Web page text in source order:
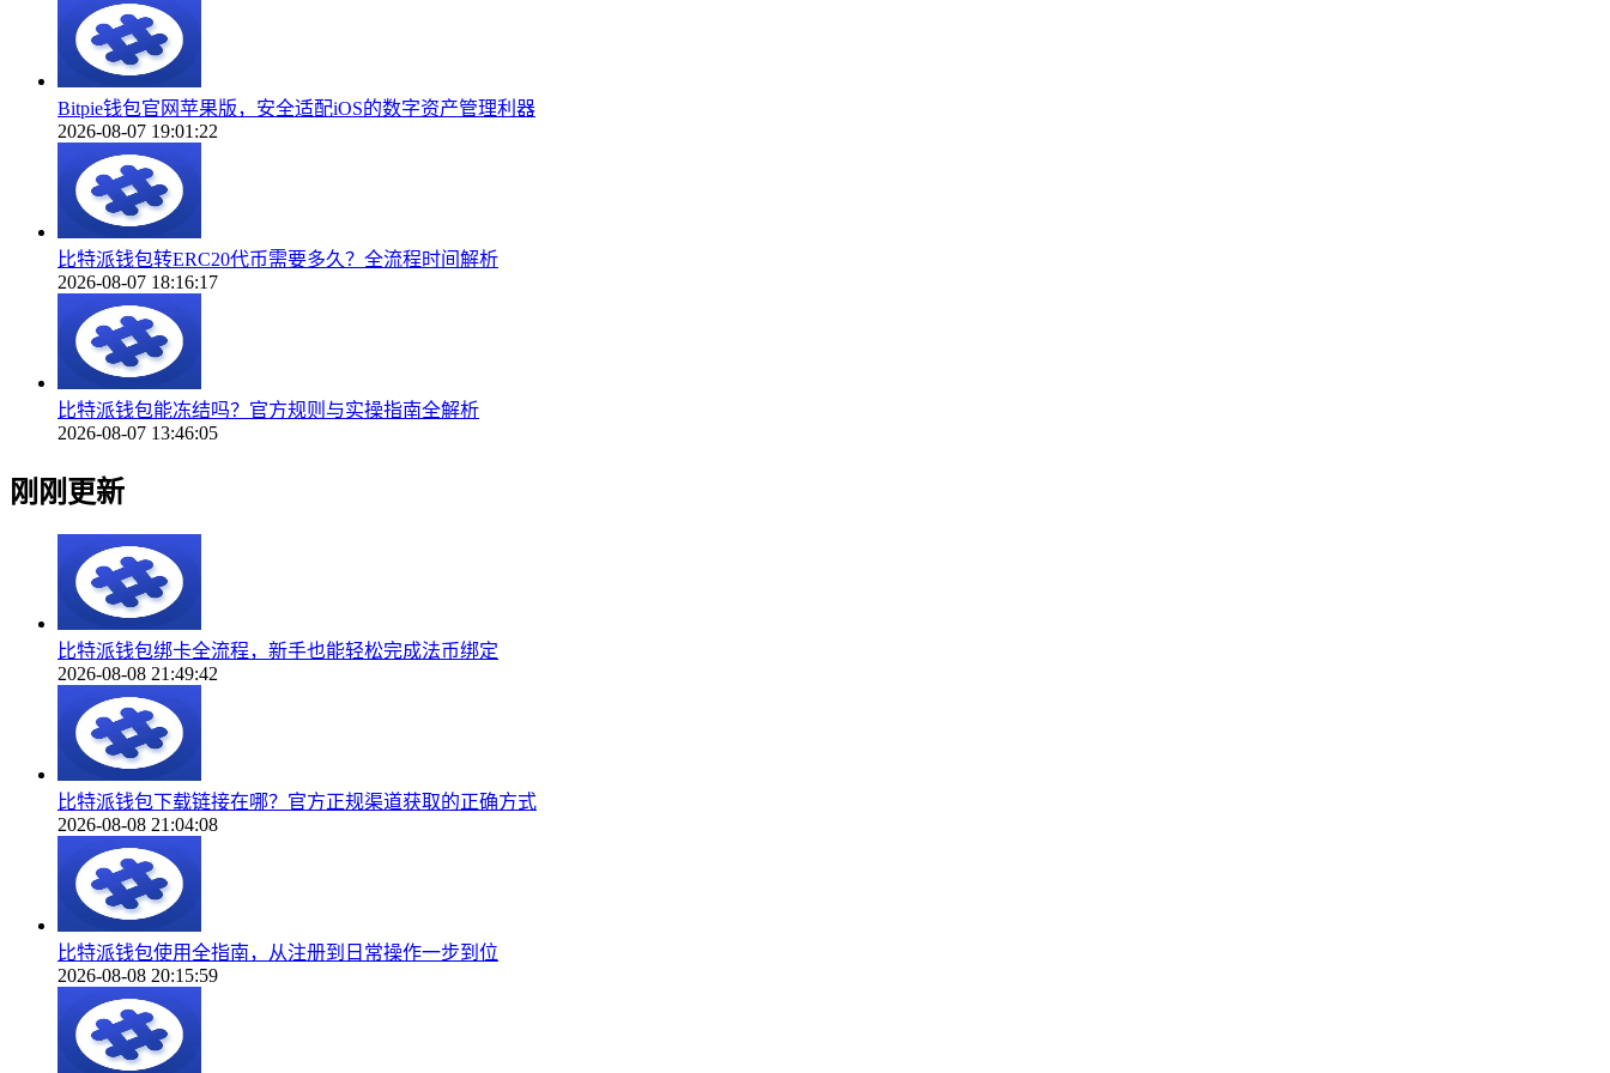
Bitpie钱包官网苹果版，安全适配iOS的数字资产管理利器
2026-08-07 19:01:22
比特派钱包转ERC20代币需要多久？全流程时间解析
2026-08-07 18:16:17
比特派钱包能冻结吗？官方规则与实操指南全解析
2026-08-07 13:46:05
刚刚更新
比特派钱包绑卡全流程，新手也能轻松完成法币绑定
2026-08-08 21:49:42
比特派钱包下载链接在哪？官方正规渠道获取的正确方式
2026-08-08 21:04:08
比特派钱包使用全指南，从注册到日常操作一步到位
2026-08-08 20:15:59